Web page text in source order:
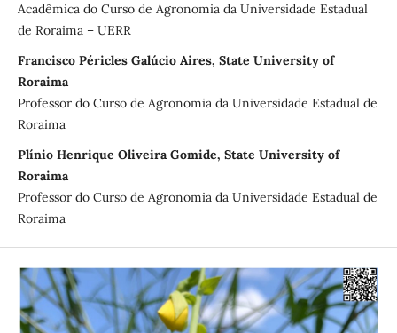
Acadêmica do Curso de Agronomia da Universidade Estadual
de Roraima – UERR
Francisco Péricles Galúcio Aires, State University of
Roraima
Professor do Curso de Agronomia da Universidade Estadual de
Roraima
Plínio Henrique Oliveira Gomide, State University of
Roraima
Professor do Curso de Agronomia da Universidade Estadual de
Roraima